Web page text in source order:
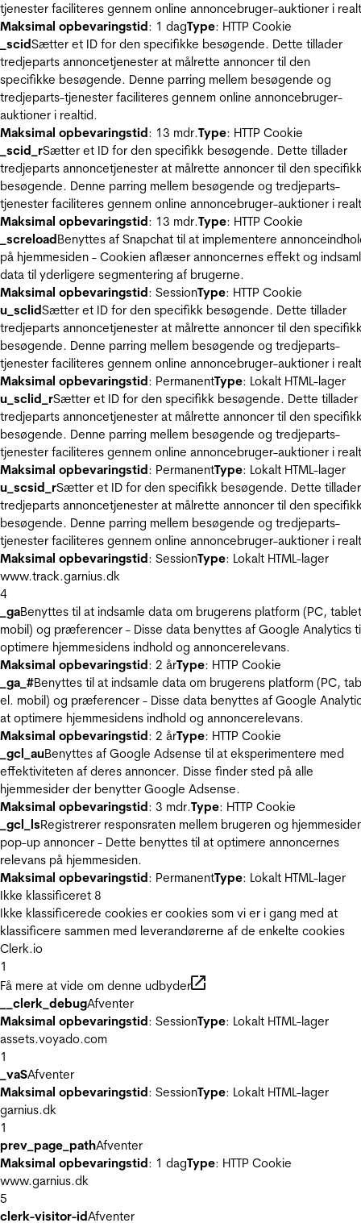
tjenester faciliteres gennem online annoncebruger-auktioner i
Maksimal opbevaringstid: 1 dagType: HTTP Cookie
_scidSætter et ID for den specifikke besøgende. Dette tillader
tredjeparts annoncetjenester at målrette annoncer til den
specifikke besøgende. Denne parring mellem besøgende og
tredjeparts-tjenester faciliteres gennem online annoncebruger-
auktioner i realtid.
Maksimal opbevaringstid: 13 mdr.Type: HTTP Cookie
_scid_rSætter et ID for den specifikk besøgende. Dette tillader
tredjeparts annoncetjenester at målrette annoncer til den
besøgende. Denne parring mellem besøgende og tredjeparts-
tjenester faciliteres gennem online annoncebruger-auktioner i
Maksimal opbevaringstid: 13 mdr.Type: HTTP Cookie
_screloadBenyttes af Snapchat til at implementere
på hjemmesiden - Cookien aflæser annoncernes effekt og
data til yderligere segmentering af brugerne.
Maksimal opbevaringstid: SessionType: HTTP Cookie
u_sclidSætter et ID for den specifikk besøgende. Dette tillader
tredjeparts annoncetjenester at målrette annoncer til den
besøgende. Denne parring mellem besøgende og tredjeparts-
tjenester faciliteres gennem online annoncebruger-auktioner i
Maksimal opbevaringstid: PermanentType: Lokalt HTML-lager
u_sclid_rSætter et ID for den specifikk besøgende. Dette tillader
tredjeparts annoncetjenester at målrette annoncer til den
besøgende. Denne parring mellem besøgende og tredjeparts-
tjenester faciliteres gennem online annoncebruger-auktioner i
Maksimal opbevaringstid: PermanentType: Lokalt HTML-lager
u_scsid_rSætter et ID for den specifikk besøgende. Dette tillader
tredjeparts annoncetjenester at målrette annoncer til den
besøgende. Denne parring mellem besøgende og tredjeparts-
tjenester faciliteres gennem online annoncebruger-auktioner i
Maksimal opbevaringstid: SessionType: Lokalt HTML-lager
www.track.garnius.dk
4
_gaBenyttes til at indsamle data om brugerens platform (PC,
mobil) og præferencer - Disse data benyttes af Google Analytics
optimere hjemmesidens indhold og annoncerelevans.
Maksimal opbevaringstid: 2 årType: HTTP Cookie
_ga_#Benyttes til at indsamle data om brugerens platform (PC,
el. mobil) og præferencer - Disse data benyttes af Google
at optimere hjemmesidens indhold og annoncerelevans.
Maksimal opbevaringstid: 2 årType: HTTP Cookie
_gcl_auBenyttes af Google Adsense til at eksperimentere med
effektiviteten af deres annoncer. Disse finder sted på alle
hjemmesider der benytter Google Adsense.
Maksimal opbevaringstid: 3 mdr.Type: HTTP Cookie
_gcl_lsRegistrerer responsraten mellem brugeren og
pop-up annoncer - Dette benyttes til at optimere annoncernes
relevans på hjemmesiden.
Maksimal opbevaringstid: PermanentType: Lokalt HTML-lager
Ikke klassificeret 8
Ikke klassificerede cookies er cookies som vi er i gang med at
klassificere sammen med leverandørerne af de enkelte cookies
Clerk.io
1
Få mere at vide om denne udbyder
__clerk_debugAfventer
Maksimal opbevaringstid: SessionType: Lokalt HTML-lager
assets.voyado.com
1
_vaSAfventer
Maksimal opbevaringstid: SessionType: Lokalt HTML-lager
garnius.dk
1
prev_page_pathAfventer
Maksimal opbevaringstid: 1 dagType: HTTP Cookie
www.garnius.dk
5
clerk-visitor-idAfventer